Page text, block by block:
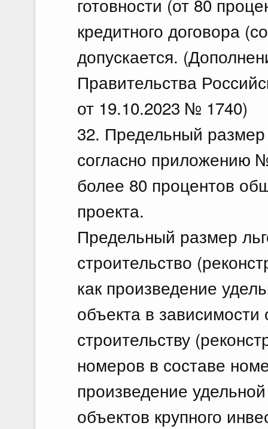
готовности (от 80
кредитного договора
допускается.
Правительства
от 19.10.2023 № 1740)
32. Предельный размер
согласно приложению
более 80 процентов
проекта.
Предельный размер
строительство
как произведение
объекта в зависимости
строительству
номеров в составе
произведение
объектов крупного